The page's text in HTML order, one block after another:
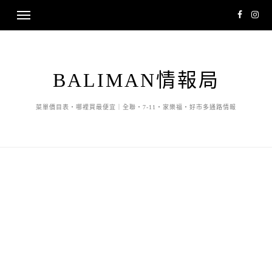
BALIMAN情報局
菜單價目表・哪裡買最便宜｜全聯・7-11・家樂福・好市多通路情報